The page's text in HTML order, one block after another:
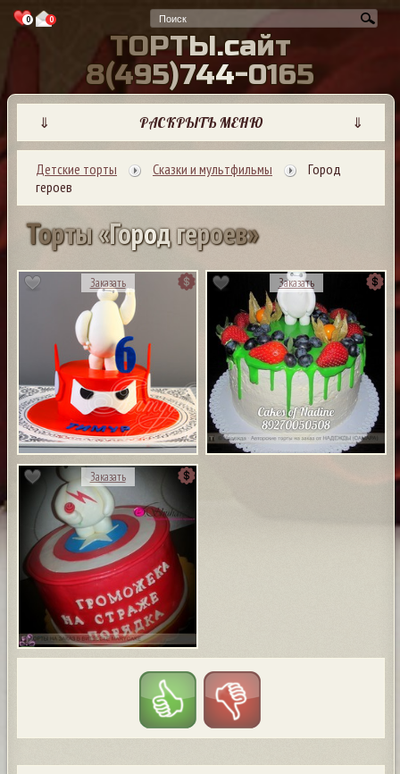
0 0
ТОРТЫ.сайт
8(495)744-0165
⇓ РАСКРЫТЬ МЕНЮ ⇓
Детские торты Сказки и мультфильмы
Город
героев
Торты«Городгероев»
Заказать Заказать
Заказать